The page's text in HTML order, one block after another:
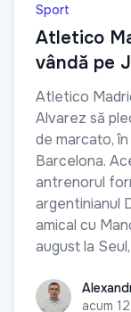
Sport
Atletico
vândă pe
Atletico
Alvarez să
de marcato,
Barcelona.
antrenorul
argentinianul
amical cu
august la
Alexandru
acum